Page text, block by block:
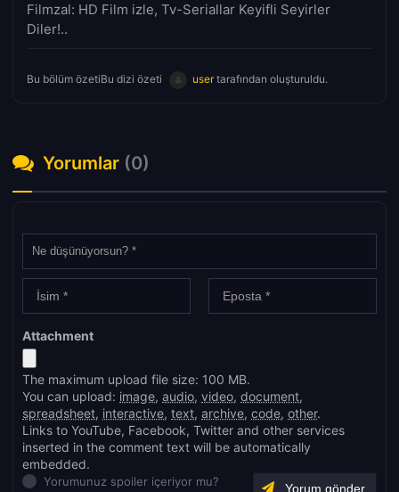
Filmzal: HD Film izle, Tv-Seriallar Keyifli Seyirler
Diler!..
Bu bölüm özetiBu dizi özeti usertarafından oluşturuldu.
Yorumlar (0)
Attachment
The maximum upload file size: 100 MB.
You can upload: image, audio, video, document,
spreadsheet, interactive, text, archive, code, other.
Links to YouTube, Facebook, Twitter and other services
inserted in the comment text will be automatically
embedded.
Yorumunuz spoiler içeriyor mu?